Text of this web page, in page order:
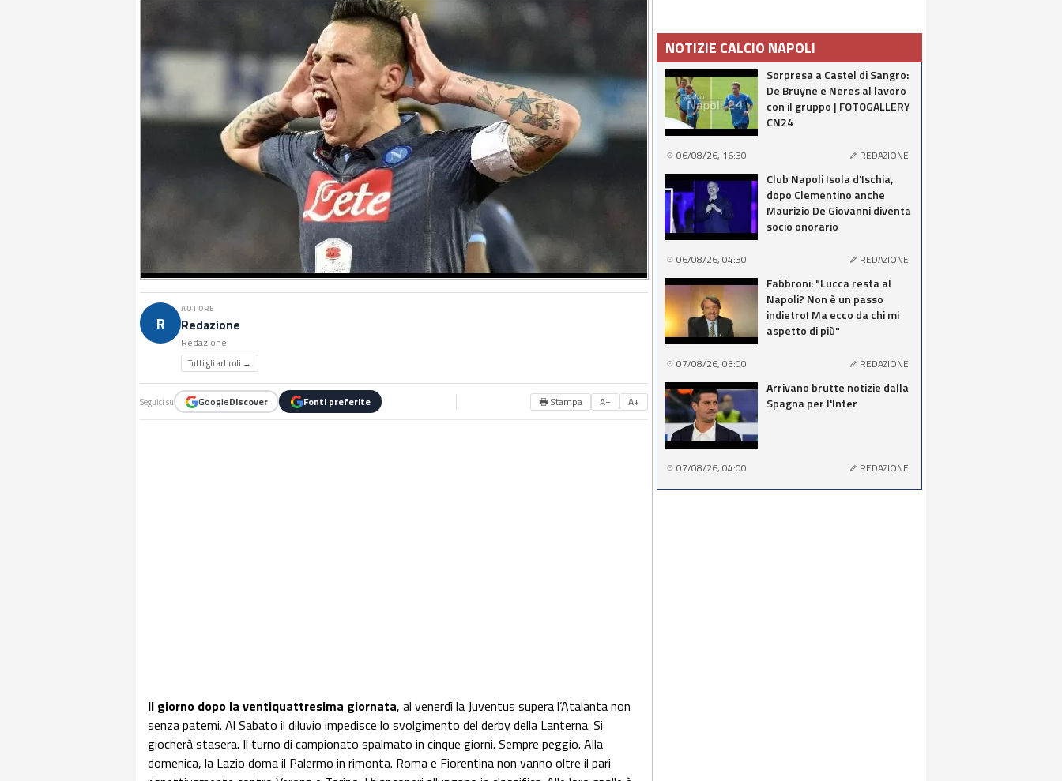
R
AUTORE
Redazione
Redazione
Tutti gli articoli →
Seguici su GoogleDiscover Fonti preferite 🖶 Stampa A− A+
Il giorno dopo la ventiquattresima giornata, al venerdì la Juventus supera l’Atalanta non
senza patemi. Al Sabato il diluvio impedisce lo svolgimento del derby della Lanterna. Si
giocherà stasera. Il turno di campionato spalmato in cinque giorni. Sempre peggio. Alla
domenica, la Lazio doma il Palermo in rimonta. Roma e Fiorentina non vanno oltre il pari
NOTIZIE CALCIO NAPOLI
Sorpresa a Castel di Sangro:
De Bruyne e Neres al lavoro
con il gruppo | FOTOGALLERY
CN24
06/08/26, 16:30 REDAZIONE
Club Napoli Isola d'Ischia,
dopo Clementino anche
Maurizio De Giovanni diventa
socio onorario
06/08/26, 04:30 REDAZIONE
Fabbroni: "Lucca resta al
Napoli? Non è un passo
indietro! Ma ecco da chi mi
aspetto di più"
07/08/26, 03:00 REDAZIONE
Arrivano brutte notizie dalla
Spagna per l'Inter
07/08/26, 04:00 REDAZIONE